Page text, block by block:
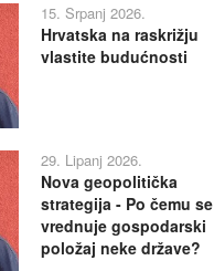
15. Srpanj 2026.
Hrvatska na raskrižju
vlastite budućnosti
29. Lipanj 2026.
Nova geopolitička
strategija - Po čemu se
vrednuje gospodarski
položaj neke države?